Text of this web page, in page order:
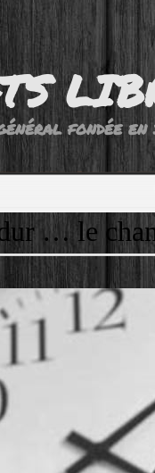
fondée en
… le